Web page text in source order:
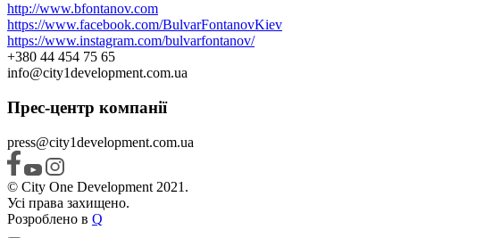
http://www.bfontanov.com
https://www.facebook.com/BulvarFontanovKiev
https://www.instagram.com/bulvarfontanov/
+380 44 454 75 65
info@city1development.com.ua
Прес-центр компанії
press@city1development.com.ua
© City One Development 2021.
Усі права захищено.
Розроблено в Q